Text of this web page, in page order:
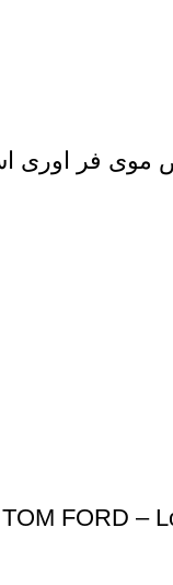
موی فر اوری